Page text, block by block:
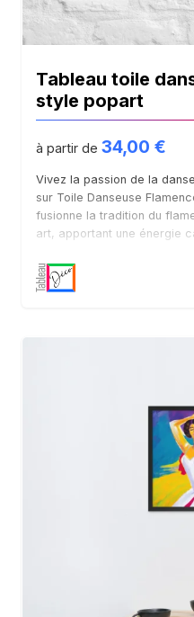
Tableau toile
style popart
à partir de 34,00 €
Vivez la passion de la
sur Toile Danseuse
fusionne la tradition du
art, apportant une énergie